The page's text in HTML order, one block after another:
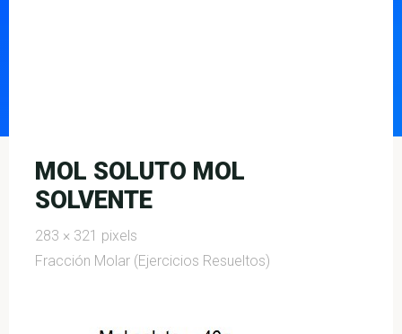
MOL SOLUTO MOL
SOLVENTE
Full
size
283 × 321 pixels
Fracción Molar (Ejercicios Resueltos)